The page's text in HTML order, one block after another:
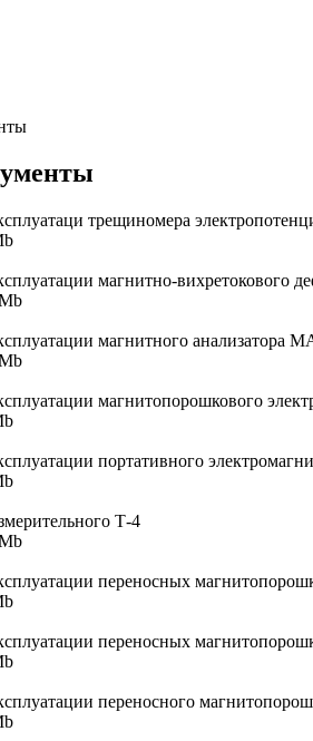
трещиномера
магнитно-вихретокового
магнитного анализатора
магнитопорошкового
портативного
Т-4
переносных
переносных
переносного